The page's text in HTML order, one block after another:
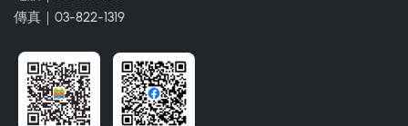
傳真｜03-822-1319